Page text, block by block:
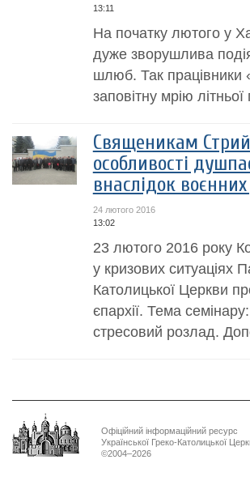
13:11
На початку лютого у
дуже зворушлива
шлюб. Так працівники
заповітну мрію
Священикам
особливості
внаслідок
24 лютого 2016
13:02
23 лютого 2016 року
у кризових ситуаціях
Католицької Церкви
єпархії. Тема
стресовий розлад.
Офіційний інформаційний ресурс
Української Греко-Католицької
©2004–2026